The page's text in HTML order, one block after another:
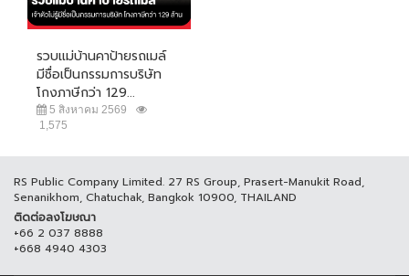
รวบแม่บ้านคาป้ายรถเมล์
มีชื่อเป็นกรรมการบริษัท
โกงภาษีกว่า 129...
5 สิงหาคม 2569
1,575
RS Public Company Limited. 27 RS Group, Prasert-Manukit Road,
Senanikhom, Chatuchak, Bangkok 10900, THAILAND
ติดต่อลงโฆษณา
+66 2 037 8888
+668 4940 4303